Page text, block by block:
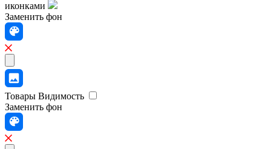
иконками
Заменить фон
Товары Видимость
Заменить фон